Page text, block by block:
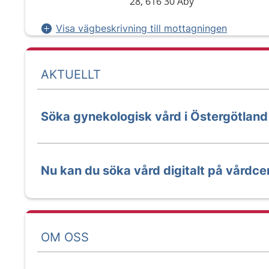
Visa vägbeskrivning till mottagningen
AKTUELLT
Söka gynekologisk vård i Östergötland
Nu kan du söka vård digitalt på
OM OSS